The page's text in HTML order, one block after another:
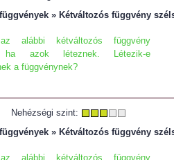
» Kétváltozós függvény
alábbi kétváltozós függvény
ha azok léteznek. Létezik-e
a függvénynek?
Nehézségi szint:
» Kétváltozós függvény
alábbi kétváltozós függvény